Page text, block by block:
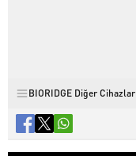
BIORIDGE Diğer Cihazlar